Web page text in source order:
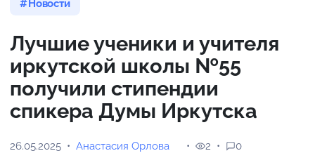
Новости
Лучшие ученики и учителя
иркутской школы №55
получили стипендии
спикера Думы Иркутска
26.05.2025 Анастасия Орлова 2 0